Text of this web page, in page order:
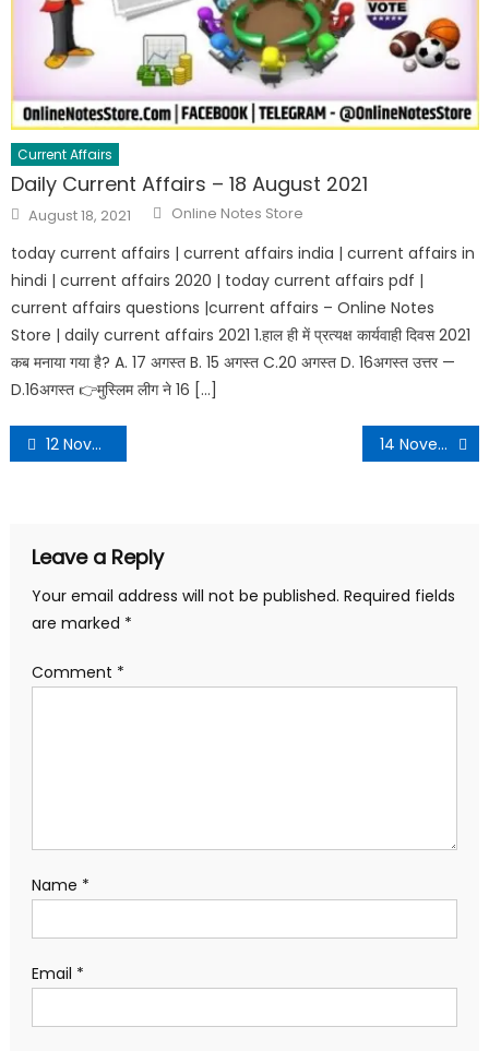
Current Affairs
Daily Current Affairs – 18 August 2021
August 18, 2021 Online Notes Store
today current affairs | current affairs india | current affairs in
hindi | current affairs 2020 | today current affairs pdf |
current affairs questions |current affairs – Online Notes
Store | daily current affairs 2021 1.हाल ही में प्रत्यक्ष कार्यवाही दिवस 2021
कब मनाया गया है? A. 17 अगस्त B. 15 अगस्त C.20 अगस्त D. 16अगस्त उत्तर —
D.16अगस्त 👉मुस्लिम लीग ने 16 […]
12 November 2022 Daily Current Affairs in Hindi PDF 14 November 2022 Daily Current Affairs in Hindi PDF
Leave a Reply
Your email address will not be published. Required fields
are marked *
Comment *
Name *
Email *